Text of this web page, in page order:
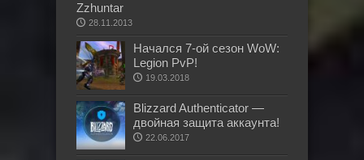
Zzhuntar
28.11.2013
Начался 7-ой сезон WoW:
Legion PvP!
19.03.2018
Blizzard Authenticator —
двойная защита аккаунта!
22.06.2017